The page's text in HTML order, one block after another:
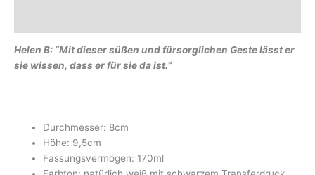
Helen B: “Mit dieser süßen und fürsorglichen Geste lässt er
sie wissen, dass er für sie da ist.“
Durchmesser: 8cm
Höhe: 9,5cm
Fassungsvermögen: 170ml